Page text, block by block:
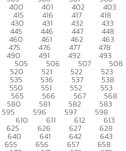
400 401 402 403
415 416 417 418
430 431 432 433
445 446 447 448
460 461 462 463
475 476 477 478
490 491 492 493
505 506 507 508
520 521 522 523
535 536 537 538
550 551 552 553
565 566 567 568
580 581 582 583
595 596 597 598
610 611 612 613
625 626 627 628
640 641 642 643
655 656 657 658